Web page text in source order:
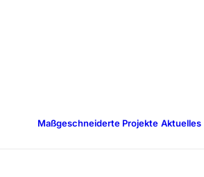
Maßgeschneiderte Projekte Aktuelles